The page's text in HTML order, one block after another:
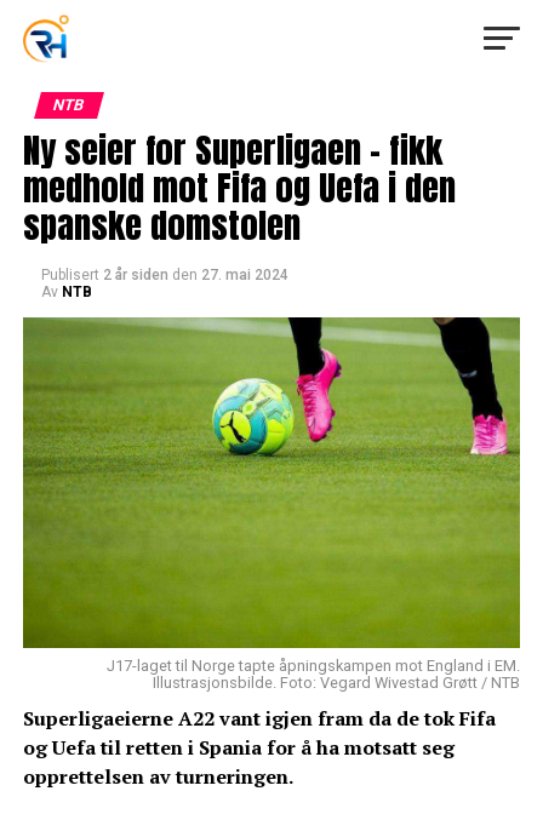
NTB
Ny seier for Superligaen – fikk
medhold mot Fifa og Uefa i den
spanske domstolen
Publisert 2 år siden den 27. mai 2024
Av NTB
J17-laget til Norge tapte åpningskampen mot England i EM.
Illustrasjonsbilde. Foto: Vegard Wivestad Grøtt / NTB
Superligaeierne A22 vant igjen fram da de tok Fifa
og Uefa til retten i Spania for å ha motsatt seg
opprettelsen av turneringen.